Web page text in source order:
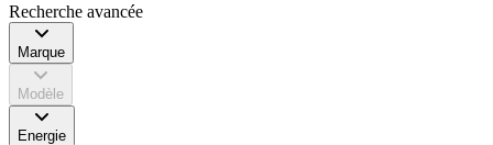
Recherche avancée
Marque
Modèle
Energie